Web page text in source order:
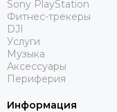
Sony PlayStation
Фитнес-трекеры
DJI
Услуги
Музыка
Аксессуары
Периферия
Информация